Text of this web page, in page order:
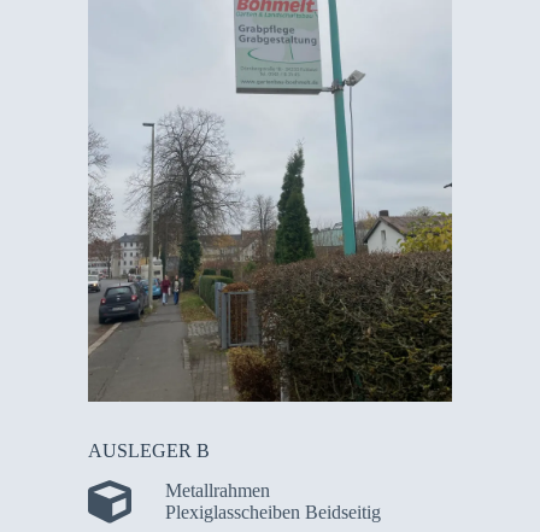
AUSLEGER B
Metallrahmen
Plexiglasscheiben Beidseitig